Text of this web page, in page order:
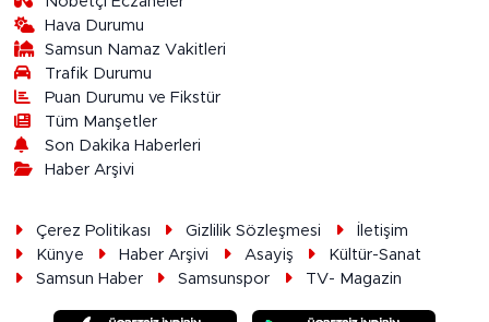
Hava Durumu
Samsun Namaz Vakitleri
Trafik Durumu
Puan Durumu ve Fikstür
Tüm Manşetler
Son Dakika Haberleri
Haber Arşivi
Çerez Politikası Gizlilik Sözleşmesi
İletişim
Künye
Haber Arşivi Asayiş
Kültür-Sanat
Samsun Haber
Samsunspor TV- Magazin